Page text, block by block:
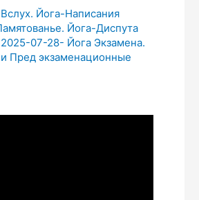
Йога-Написания
Йога-Диспута
07-28- Йога Экзамена.
Пред экзаменационные